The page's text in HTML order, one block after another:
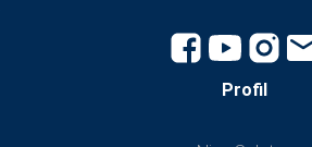
Profil